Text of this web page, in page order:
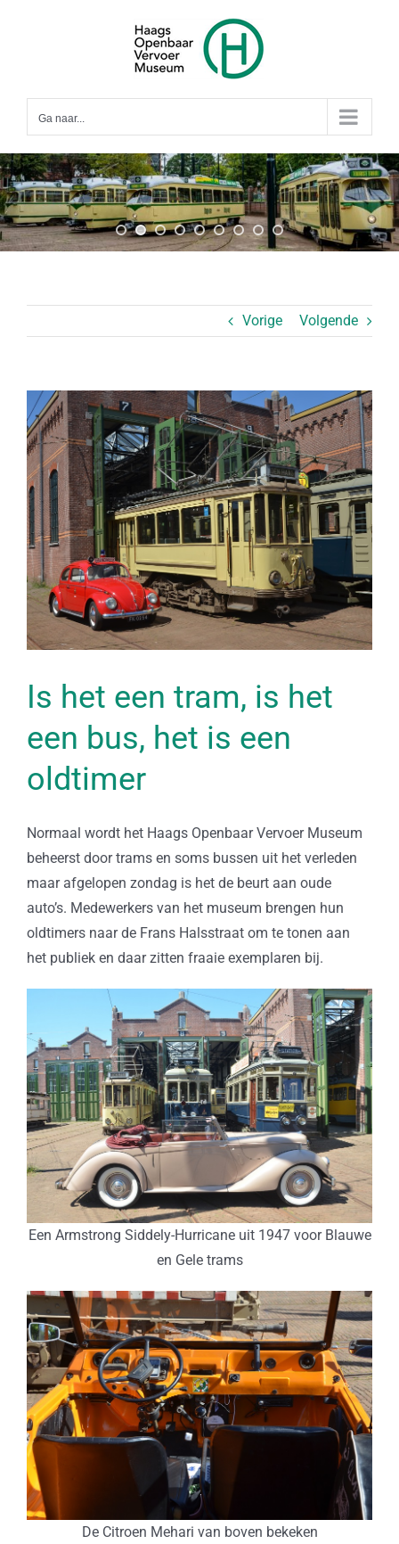
Ga naar...
Vorige Volgende
Bekijk
grotere
afbeelding
Is het een tram, is het
een bus, het is een
oldtimer
Normaal wordt het Haags Openbaar Vervoer Museum
beheerst door trams en soms bussen uit het verleden
maar afgelopen zondag is het de beurt aan oude
auto’s. Medewerkers van het museum brengen hun
oldtimers naar de Frans Halsstraat om te tonen aan
het publiek en daar zitten fraaie exemplaren bij.
Een Armstrong Siddely-Hurricane uit 1947 voor Blauwe
en Gele trams
De Citroen Mehari van boven bekeken